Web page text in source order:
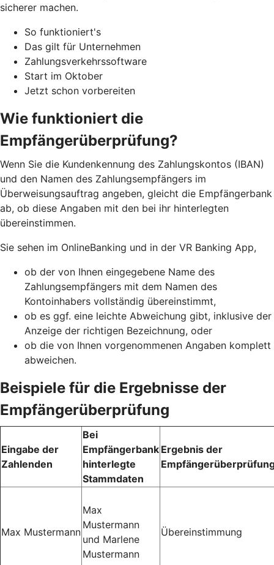
sicherer machen.
So funktioniert's
Das gilt für Unternehmen
Zahlungsverkehrssoftware
Start im Oktober
Jetzt schon vorbereiten
Wie funktioniert die
Empfängerüberprüfung?
Wenn Sie die Kundenkennung des Zahlungskontos (IBAN)
und den Namen des Zahlungsempfängers im
Überweisungsauftrag angeben, gleicht die Empfängerbank
ab, ob diese Angaben mit den bei ihr hinterlegten
übereinstimmen.
Sie sehen im OnlineBanking und in der VR Banking App,
ob der von Ihnen eingegebene Name des
Zahlungsempfängers mit dem Namen des
Kontoinhabers vollständig übereinstimmt,
ob es ggf. eine leichte Abweichung gibt, inklusive der
Anzeige der richtigen Bezeichnung, oder
ob die von Ihnen vorgenommenen Angaben komplett
abweichen.
Beispiele für die Ergebnisse der
Empfängerüberprüfung
Eingabe der
Zahlenden
Bei
Empfängerbank
hinterlegte
Stammdaten
Ergebnis der
Max Mustermann
Max
Mustermann
und Marlene
Mustermann
Übereinstimmung